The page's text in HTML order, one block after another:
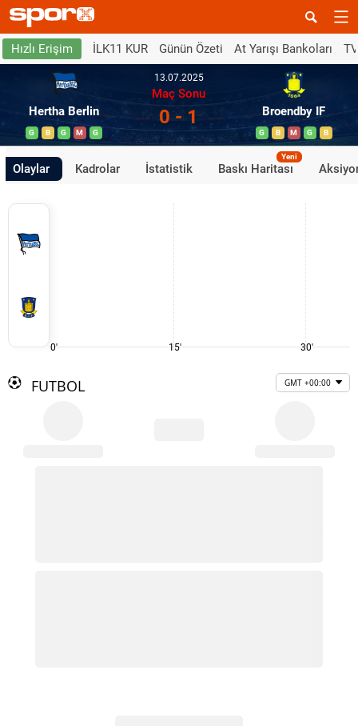
Hızlı Erişim İLK11 KUR Günün Özeti At Yarışı Bankoları
Hertha Berlin
G B G M G
13.07.2025
Maç Sonu
0 - 1 Broendby IF
G B M G B
Olaylar Kadrolar İstatistik Baskı Haritası
Yeni
0' 15' 30'
FUTBOL GMT +00:00